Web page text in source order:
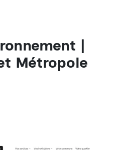
|
Métropole